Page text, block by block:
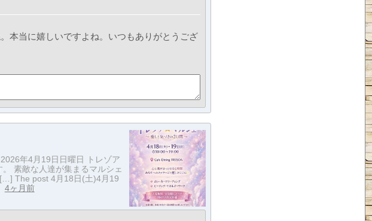
本当に嬉しいですよね。いつもありがとうござ
年4月19日日曜日 トレゾア
素敵な人達が集まるマルシェ
The post 4月18日(土)4月19
4ヶ月前